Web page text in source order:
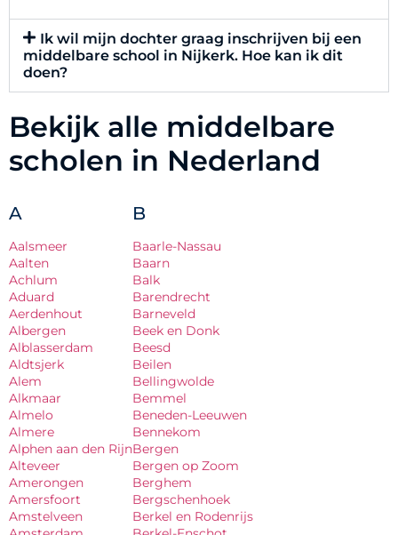
Ik wil mijn dochter graag inschrijven bij een
middelbare school in Nijkerk. Hoe kan ik dit
doen?
Bekijk alle middelbare
scholen in Nederland
A
Aalsmeer
Aalten
Achlum
Aduard
Aerdenhout
Albergen
Alblasserdam
Aldtsjerk
Alem
Alkmaar
Almelo
Almere
Alphen aan den Rijn
Alteveer
Amerongen
Amersfoort
Amstelveen
B
Baarle-Nassau
Baarn
Balk
Barendrecht
Barneveld
Beek en Donk
Beesd
Beilen
Bellingwolde
Bemmel
Beneden-Leeuwen
Bennekom
Bergen
Bergen op Zoom
Berghem
Bergschenhoek
Berkel en Rodenrijs